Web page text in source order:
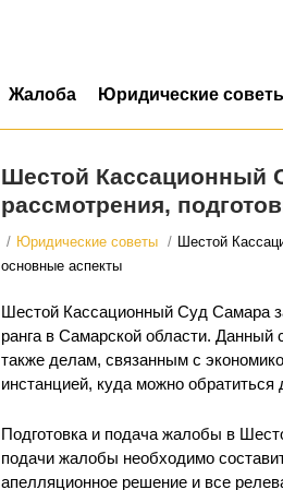
Жалоба Юридические
Шестой Кассационный
рассмотрения,
/ Юридические советы / Шестой
основные аспекты
Шестой Кассационный Суд Самара
ранга в Самарской области.
также делам, связанным с
инстанцией, куда можно
Подготовка и подача жалобы в
подачи жалобы необходимо
апелляционное решение и все